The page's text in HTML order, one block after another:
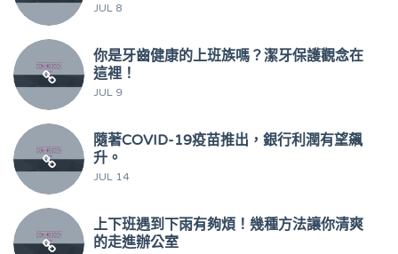
JUL 8
你是牙齒健康的上班族嗎？潔牙保護觀念在
這裡！
JUL 9
隨著COVID-19疫苗推出，銀行利潤有望飆
升。
JUL 14
上下班遇到下雨有夠煩！幾種方法讓你清爽
的走進辦公室